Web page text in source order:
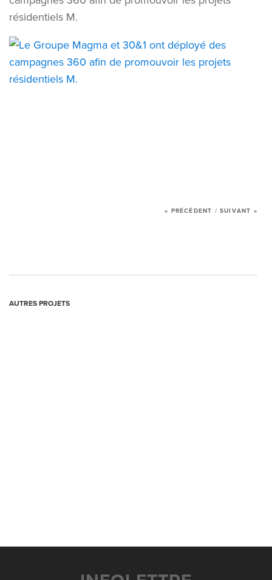
NOUS JOINDRE
« PRÉCÉDENT /SUIVANT »
AUTRES PROJETS